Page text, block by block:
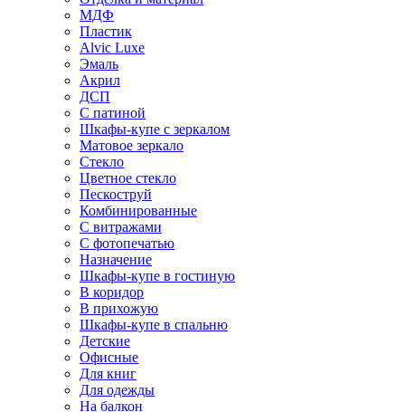
МДФ
Пластик
Alvic Luxe
Эмаль
Акрил
ДСП
С патиной
Шкафы-купе с зеркалом
Матовое зеркало
Стекло
Цветное стекло
Пескоструй
Комбинированные
С витражами
С фотопечатью
Назначение
Шкафы-купе в гостиную
В коридор
В прихожую
Шкафы-купе в спальню
Детские
Офисные
Для книг
Для одежды
На балкон